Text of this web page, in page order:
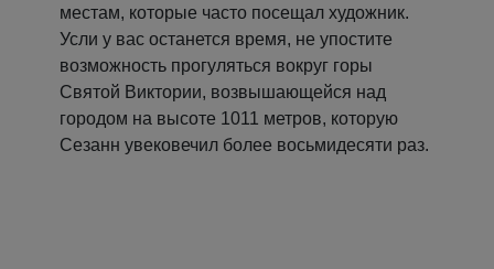
местам, которые часто посещал художник.
Усли у вас останется время, не упостите
возможность прогуляться вокруг горы
Святой Виктории, возвышающейся над
городом на высоте 1011 метров, которую
Сезанн увековечил более восьмидесяти раз.